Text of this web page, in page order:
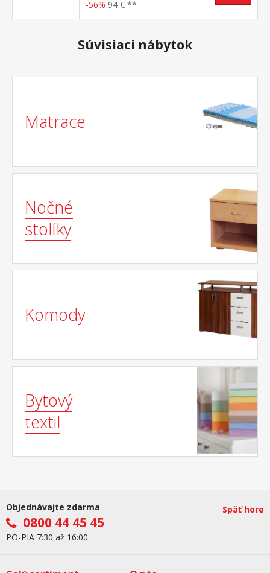
-56% 94 € **
Súvisiaci nábytok
Matrace
Nočné
stolíky
Komody
Bytový
textil
Objednávajte zdarma
0800 44 45 45
PO-PIA 7:30 až 16:00
Späť hore